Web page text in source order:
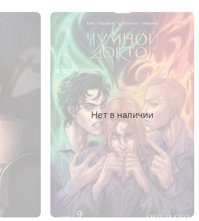
Нет в наличии